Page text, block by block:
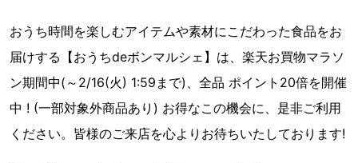
おうち時間を楽しむアイテムや素材にこだわった食品をお
届けする【おうちdeボンマルシェ】は、楽天お買物マラソ
ン期間中(～2/16(火) 1:59まで)、全品 ポイント20倍を開催
中 ! (一部対象外商品あり) お得なこの機会に、是非ご利用
ください。皆様のご来店を心よりお待ちいたしております!